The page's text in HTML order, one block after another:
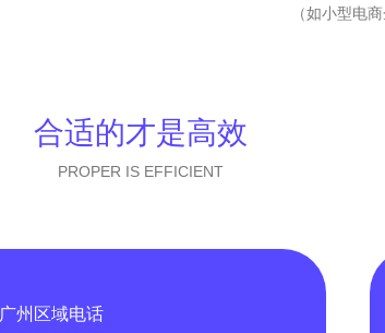
（如小型电
合适的才是高效
PROPER IS EFFICIENT
广州区域电话